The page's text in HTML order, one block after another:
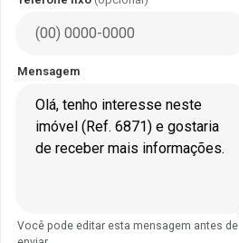
Mensagem
Você pode editar esta mensagem antes de